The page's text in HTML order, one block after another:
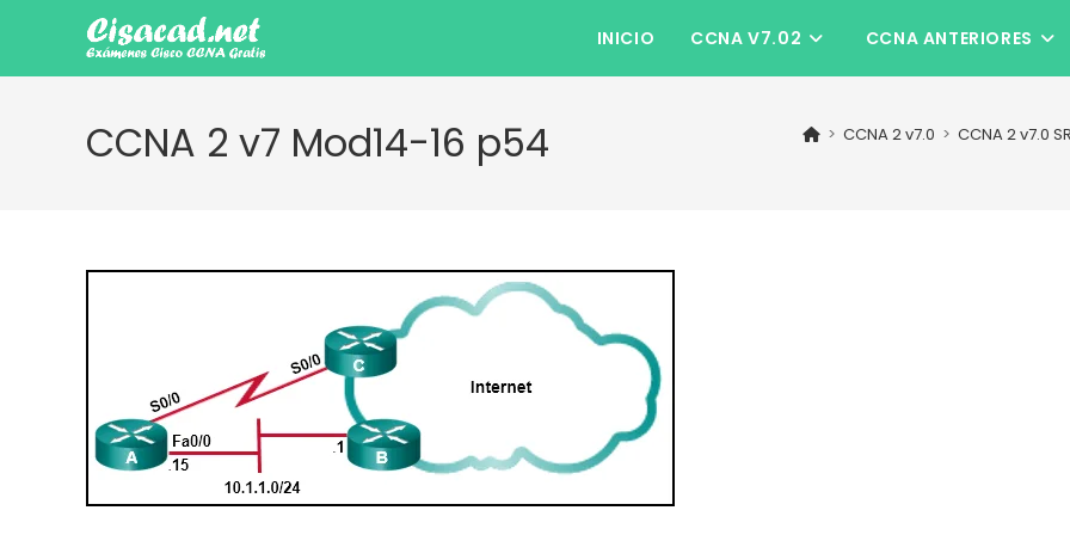
contenido
INICIO CCNA V7.02 CCNA ANTERIORES
CCNA 2 v7 Mod14-16 p54 > CCNA 2 v7.0 > CCNA 2 v7.0